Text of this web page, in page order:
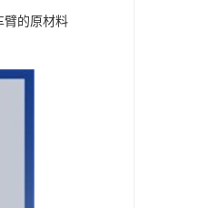
臂的原材料